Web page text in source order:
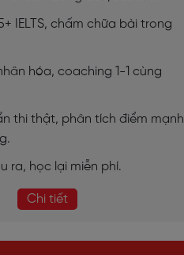
IELTS, chấm chữa bài trong
hóa, coaching 1-1 cùng
thi thật, phân tích điểm mạnh
ra, học lại miễn phí.
Chi tiết